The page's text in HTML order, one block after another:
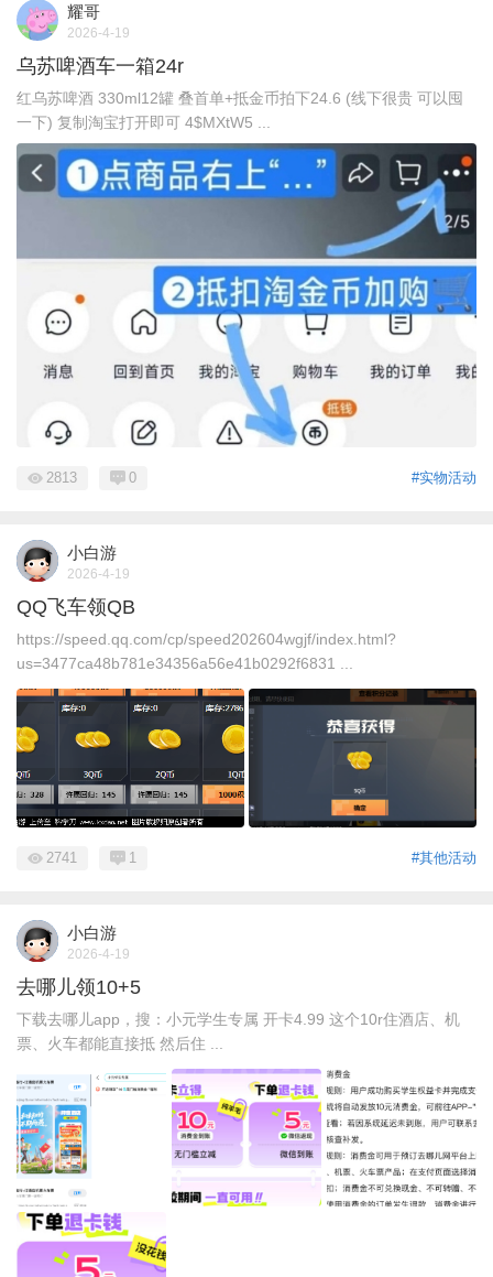
耀哥
2026-4-19
乌苏啤酒车一箱24r
红乌苏啤酒 330ml12罐 叠首单+抵金币拍下24.6 (线下很贵 可以囤
一下) 复制淘宝打开即可 4$MXtW5 ...
#实物活动
2813 0
小白游
2026-4-19
QQ飞车领QB
https://speed.qq.com/cp/speed202604wgjf/index.html?
us=3477ca48b781e34356a56e41b0292f6831 ...
#其他活动
2741 1
小白游
2026-4-19
去哪儿领10+5
下载去哪儿app，搜：小元学生专属 开卡4.99 这个10r住酒店、机
票、火车都能直接抵 然后住 ...